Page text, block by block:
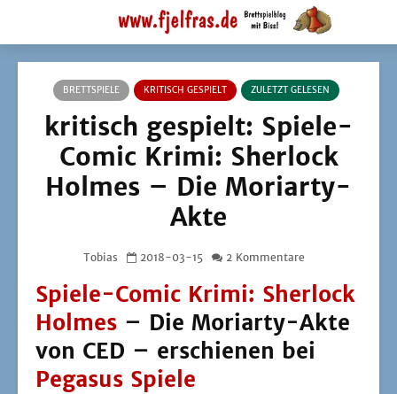
BRETTSPIELE KRITISCH GESPIELT ZULETZT GELESEN
kritisch gespielt: Spiele-
Comic Krimi: Sherlock
Holmes – Die Moriarty-
Akte
Tobias 2018-03-15 2 Kommentare
Spiele-Comic Krimi: Sherlock
Holmes – Die Moriarty-Akte
von CED – erschienen bei
Pegasus Spiele